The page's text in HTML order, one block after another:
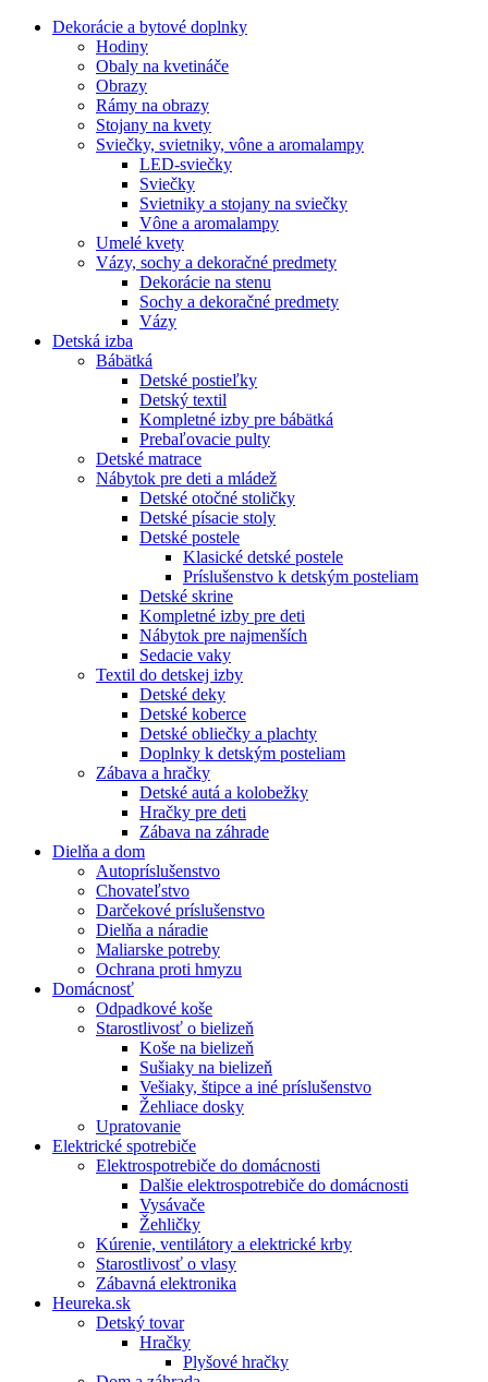
Dekorácie a bytové doplnky
Hodiny
Obaly na kvetináče
Obrazy
Rámy na obrazy
Stojany na kvety
Sviečky, svietniky, vône a aromalampy
LED-sviečky
Sviečky
Svietniky a stojany na sviečky
Vône a aromalampy
Umelé kvety
Vázy, sochy a dekoračné predmety
Dekorácie na stenu
Sochy a dekoračné predmety
Vázy
Detská izba
Bábätká
Detské postieľky
Detský textil
Kompletné izby pre bábätká
Prebaľovacie pulty
Detské matrace
Nábytok pre deti a mládež
Detské otočné stoličky
Detské písacie stoly
Detské postele
Klasické detské postele
Príslušenstvo k detským posteliam
Detské skrine
Kompletné izby pre deti
Nábytok pre najmenších
Sedacie vaky
Textil do detskej izby
Detské deky
Detské koberce
Detské obliečky a plachty
Doplnky k detským posteliam
Zábava a hračky
Detské autá a kolobežky
Hračky pre deti
Zábava na záhrade
Dielňa a dom
Autopríslušenstvo
Chovateľstvo
Darčekové príslušenstvo
Dielňa a náradie
Maliarske potreby
Ochrana proti hmyzu
Domácnosť
Odpadkové koše
Starostlivosť o bielizeň
Koše na bielizeň
Sušiaky na bielizeň
Vešiaky, štipce a iné príslušenstvo
Žehliace dosky
Upratovanie
Elektrické spotrebiče
Elektrospotrebiče do domácnosti
Dalšie elektrospotrebiče do domácnosti
Vysávače
Žehličky
Kúrenie, ventilátory a elektrické krby
Starostlivosť o vlasy
Zábavná elektronika
Heureka.sk
Detský tovar
Hračky
Plyšové hračky